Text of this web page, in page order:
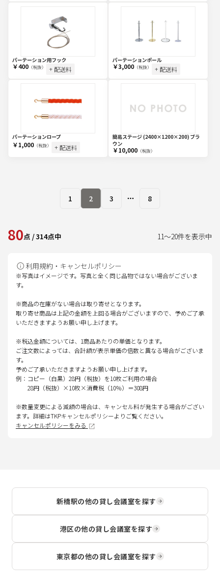
パーテーション用フック
￥400（税抜） + 配送料
パーテーションポール
￥3,000（税抜） + 配送料
パーテーションロープ
￥1,000（税抜） + 配送料
簡易ステージ (2400×1200×200) ブラ
ウン
￥10,000（税抜）
1 2 3 More pages
8
80点 /314点中 11～20件を表示中
利用規約・キャンセルポリシー
※写真はイメージです。写真と全く同じ品物ではない場合がございま
す。
※商品の在庫がない場合は取り寄せとなります。
取り寄せ商品は上記の金額を上回る場合がございますので、予めご了承
いただきますようお願い申し上げます。
※税込金額については、1商品あたりの単価となります。
ご注文数によっては、合計額が表示単価の倍数と異なる場合がございま
す。
予めご了承いただきますようお願い申し上げます。
例：コピー（白黒）28円（税抜）を10枚ご利用の場合
28円（税抜）×10枚×消費税（10％）＝308円
※数量変更による減額の場合は、キャンセル料が発生する場合がござい
ます。詳細はTKPキャンセルポリシーよりご覧ください。
キャンセルポリシーをみる
新橋駅の他の貸し会議室を探す
港区の他の貸し会議室を探す
東京都の他の貸し会議室を探す